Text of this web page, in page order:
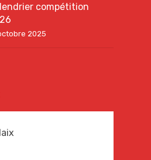
compétition
2025